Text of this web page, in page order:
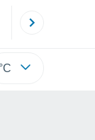
°C